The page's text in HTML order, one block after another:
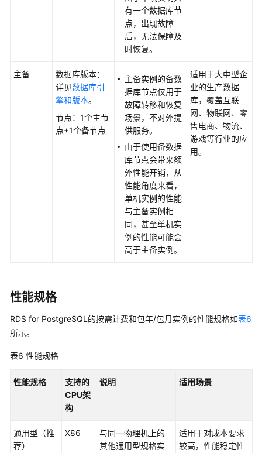
PostgreSQL
整
RDS
增
版
实
践
有一个数据库节
点，出现故障
后，无法保障及
时恢复。
主备
数据库版本：
详见数据库引
擎和版本。
节点：1个主节
点+1个备节点
主备实例的备数
据库节点仅用于
故障转移和恢复
场景，不对外提
供服务。
由于使用备数据
库节点会带来额
外性能开销，从
性能角度来看，
单机实例的性能
与主备实例相
同，甚至单机实
例的性能可能会
高于主备实例。
适用于大中型企
业的生产数据
库，覆盖互联
网、物联网、零
售电商、物流、
游戏等行业的应
用。
性能规格
RDS for PostgreSQL的按需计费和包年/包月实例的性能规格如表6
所示。
表6 性能规格
性能规格
支持的
CPU架
构
说明 适用场景
通用型（推
荐）
X86
与同一物理机上的
其他通用型规格实
适用于对成本要求
较高，性能稳定性